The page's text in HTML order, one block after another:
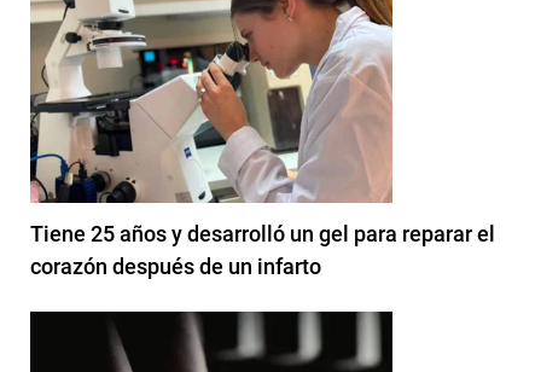
Tiene 25 años y desarrolló un gel para reparar el
corazón después de un infarto